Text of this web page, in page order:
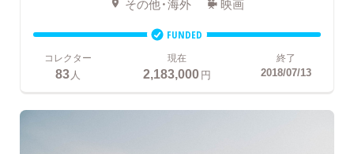
その他・海外 映画
FUNDED
コレクター
83人
現在
2,183,000円
終了
2018/07/13